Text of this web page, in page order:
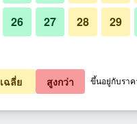
฿9,953 เช็คดีล
าสเดอร์ 35 รายการ
26 27 28 29
เฉลี่ย สูงกว่า ขึ้นอยู่กับราค